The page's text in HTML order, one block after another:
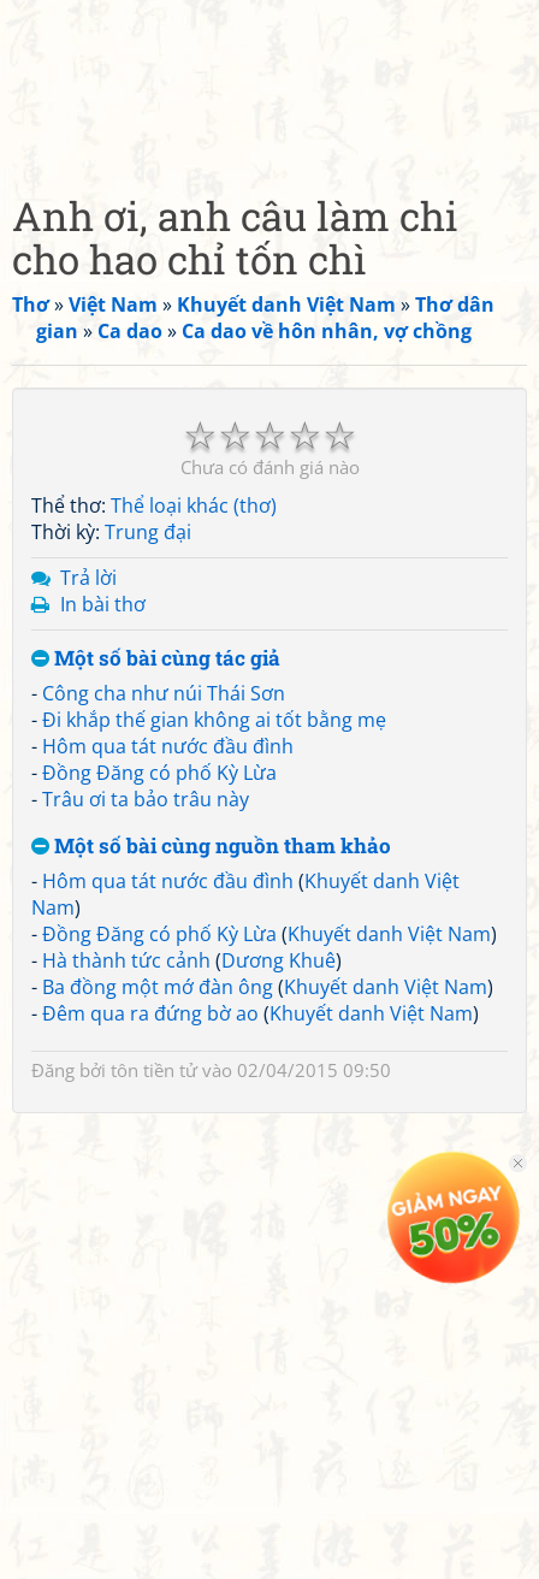
Anh ơi, anh câu làm chi
cho hao chỉ tốn chì
Thơ»Việt Nam » Khuyết danh Việt Nam »Thơ dân
gian » Ca dao» Ca dao về hôn nhân, vợ chồng
☆
☆
☆
☆
☆
Chưa có đánh giá nào
Thể thơ: Thể loại khác (thơ)
Thời kỳ: Trung đại
Trả lời
In bài thơ
Một số bài cùng tác giả
- Công cha như núi Thái Sơn
-Đi khắp thế gian không ai tốt bằng mẹ
- Hôm qua tát nước đầu đình
-Đồng Đăng có phố Kỳ Lừa
-Trâu ơi ta bảo trâu này
Một số bài cùng nguồn tham khảo
- Hôm qua tát nước đầu đình (Khuyết danh Việt
Nam)
-Đồng Đăng có phố Kỳ Lừa (Khuyết danh Việt Nam)
- Hà thành tức cảnh (Dương Khuê)
- Ba đồng một mớ đàn ông(Khuyết danh Việt Nam)
-Đêm qua ra đứng bờ ao (Khuyết danh Việt Nam)
Đăng bởi tôn tiền tửvào 02/04/2015 09:50